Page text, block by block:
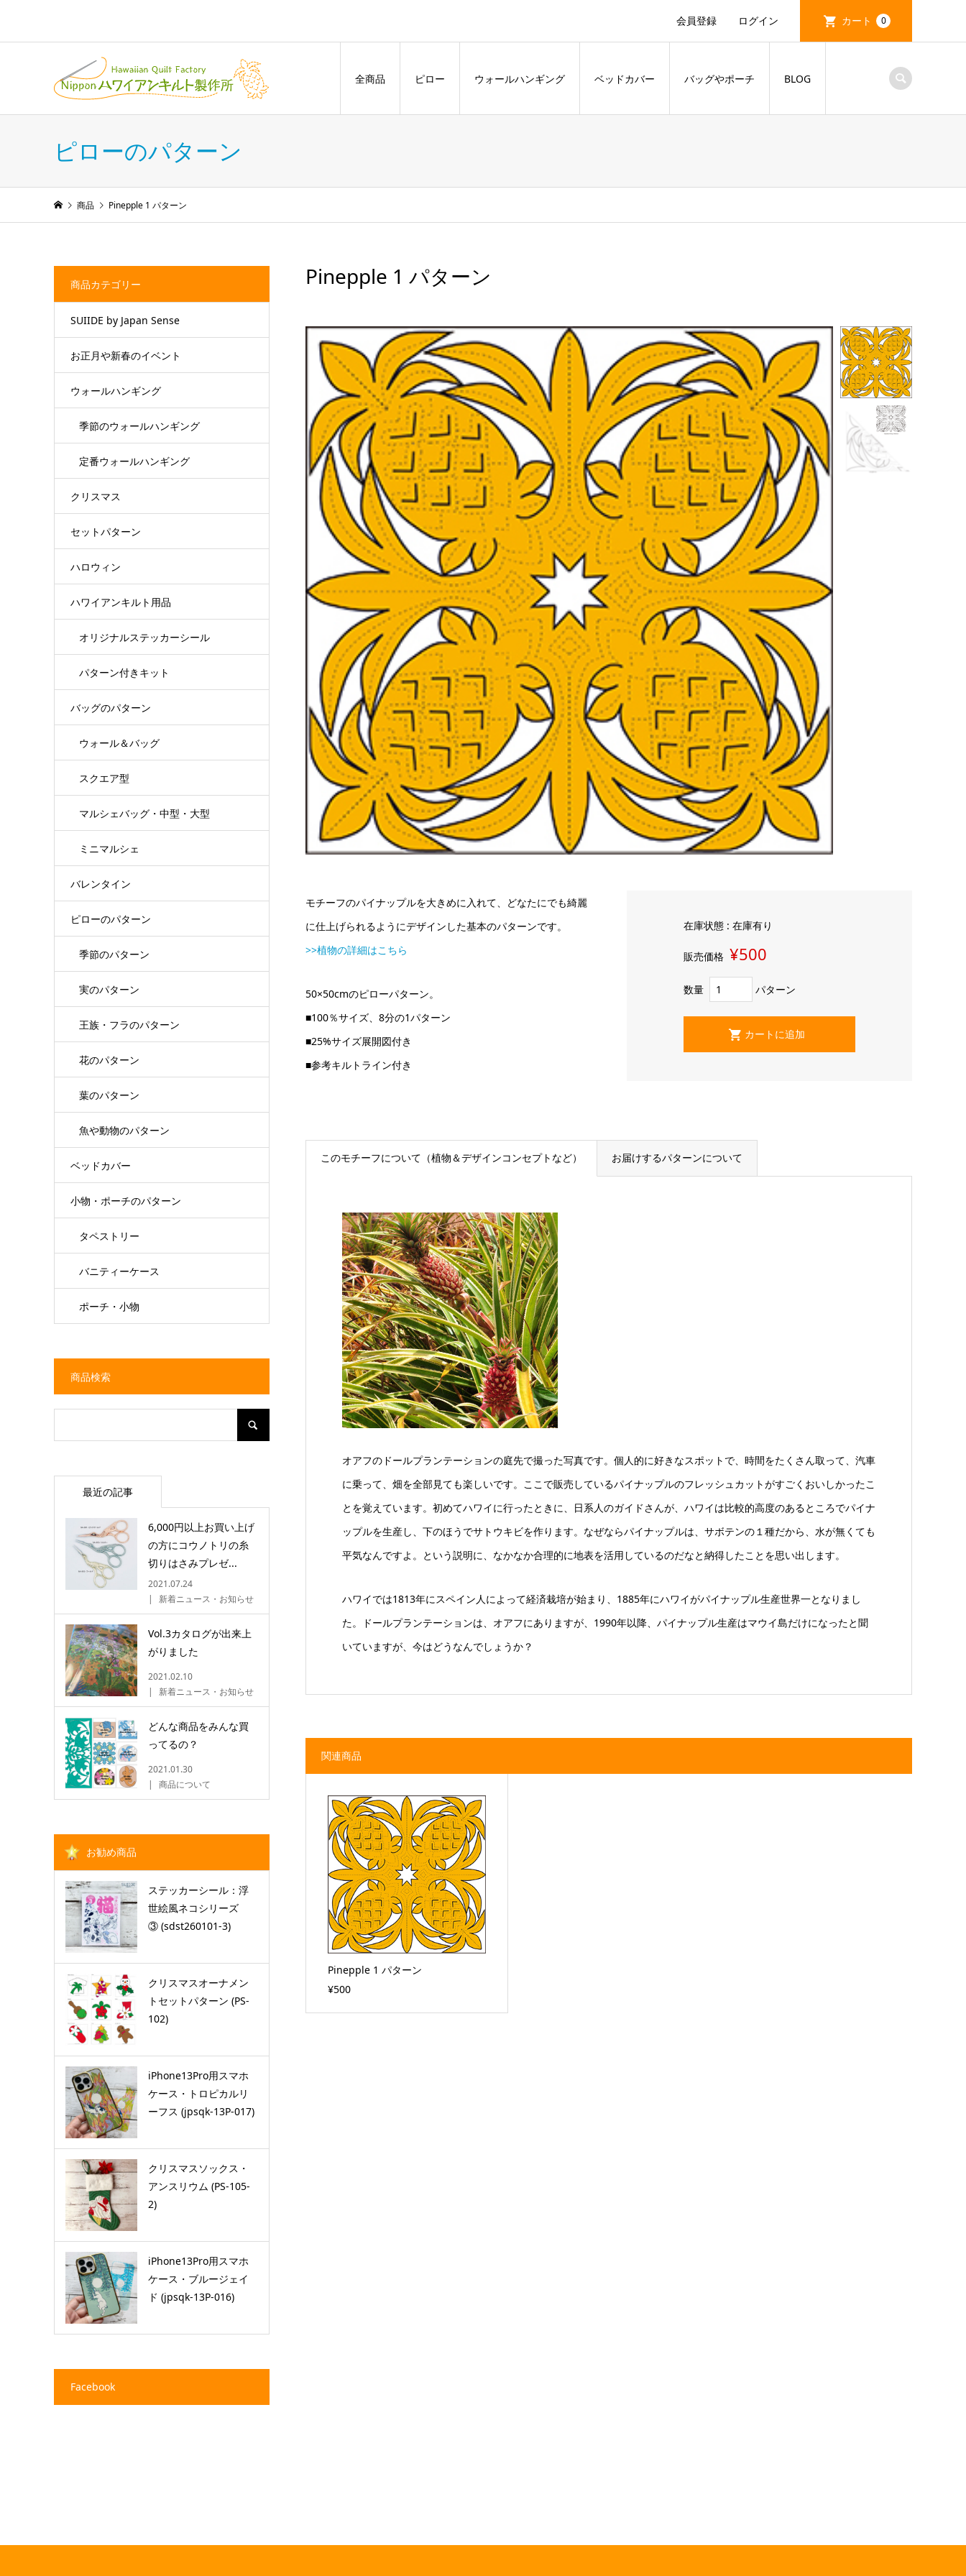
会員登録 ログイン カート 0
全商品 ピロー ウォールハンギング ベッドカバー バッグやポーチ BLOG
ピローのパターン
商品 Pinepple 1 パターン
Pinepple 1 パターン
モチーフのパイナップルを大きめに入れて、どなたにでも綺麗
に仕上げられるようにデザインした基本のパターンです。
>>植物の詳細はこちら
50×50cmのピローパターン。
■100％サイズ、8分の1パターン
■25%サイズ展開図付き
■参考キルトライン付き
在庫状態 : 在庫有り
販売価格 ¥500
数量 パターン
このモチーフについて（植物＆デザインコンセプトなど） お届けするパターンについて
オアフのドールプランテーションの庭先で撮った写真です。個人的に好きなスポットで、時間をたくさん取って、汽車
に乗って、畑を全部見ても楽しいです。ここで販売しているパイナップルのフレッシュカットがすごくおいしかったこ
とを覚えています。初めてハワイに行ったときに、日系人のガイドさんが、ハワイは比較的高度のあるところでパイナ
ップルを生産し、下のほうでサトウキビを作ります。なぜならパイナップルは、サボテンの１種だから、水が無くても
平気なんですよ。という説明に、なかなか合理的に地表を活用しているのだなと納得したことを思い出します。
ハワイでは1813年にスペイン人によって経済栽培が始まり、1885年にハワイがパイナップル生産世界一となりまし
た。ドールプランテーションは、オアフにありますが、1990年以降、パイナップル生産はマウイ島だけになったと聞
いていますが、今はどうなんでしょうか？
関連商品
Pinepple 1 パターン
¥500
商品カテゴリー
SUIIDE by Japan Sense
お正月や新春のイベント
ウォールハンギング
季節のウォールハンギング
定番ウォールハンギング
クリスマス
セットパターン
ハロウィン
ハワイアンキルト用品
オリジナルステッカーシール
パターン付きキット
バッグのパターン
ウォール＆バッグ
スクエア型
マルシェバッグ・中型・大型
ミニマルシェ
バレンタイン
ピローのパターン
季節のパターン
実のパターン
王族・フラのパターン
花のパターン
葉のパターン
魚や動物のパターン
ベッドカバー
小物・ポーチのパターン
タペストリー
バニティーケース
ポーチ・小物
商品検索
最近の記事
6,000円以上お買い上げ
の方にコウノトリの糸
切りはさみプレゼ...
2021.07.24
新着ニュース・お知らせ
Vol.3カタログが出来上
がりました
2021.02.10
新着ニュース・お知らせ
どんな商品をみんな買
ってるの？
2021.01.30
商品について
お勧め商品
ステッカーシール：浮
世絵風ネコシリーズ
③ (sdst260101-3)
クリスマスオーナメン
トセットパターン (PS-
102)
iPhone13Pro用スマホ
ケース・トロピカルリ
ーフス (jpsqk-13P-017)
クリスマスソックス・
アンスリウム (PS-105-
2)
iPhone13Pro用スマホ
ケース・ブルージェイ
ド (jpsqk-13P-016)
Facebook